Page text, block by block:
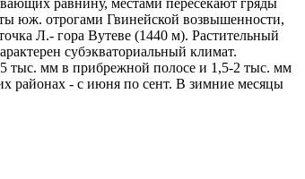
юж. отрогами Гвинейской возвышенности,
Л.- гора Вутеве (1440 м). Растительный
субэкваториальный климат.
5 тыс. мм в прибрежной полосе и 1,5-2 тыс. мм
районах - с июня по сент. В зимние месяцы